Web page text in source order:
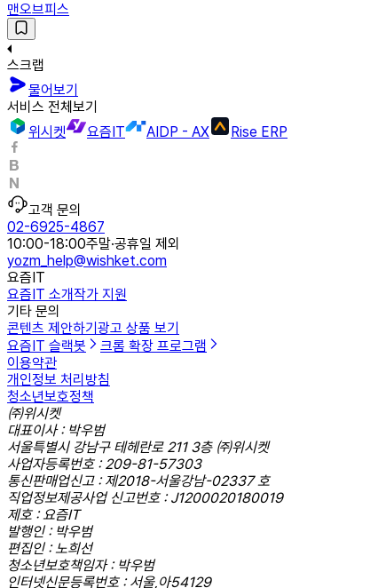
맨오브피스
스크랩
물어보기
서비스 전체보기
위시켓
요즘IT AIDP - AX Rise ERP
고객 문의
02-6925-4867
10:00-18:00주말·공휴일 제외
yozm_help@wishket.com
요즘IT
요즘IT 소개작가 지원
기타 문의
콘텐츠 제안하기 광고 상품 보기
요즘IT 슬랙봇
크롬 확장 프로그램
이용약관
개인정보 처리방침
청소년보호정책
㈜위시켓
대표이사 : 박우범
서울특별시 강남구 테헤란로 211 3층 ㈜위시켓
사업자등록번호 : 209-81-57303
통신판매업신고 : 제2018-서울강남-02337 호
직업정보제공사업 신고번호 : J1200020180019
제호 : 요즘IT
발행인 : 박우범
편집인 : 노희선
청소년보호책임자 : 박우범
인터넷신문등록번호 : 서울,아54129